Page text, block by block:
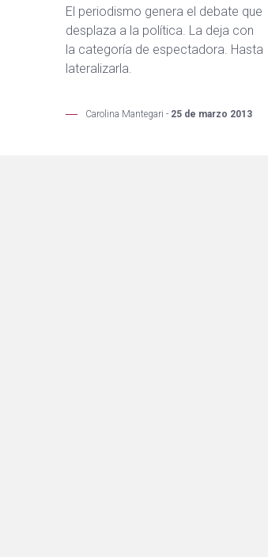
El periodismo genera el debate que
desplaza a la política. La deja con
la categoría de espectadora. Hasta
lateralizarla.
Carolina Mantegari - 25 de marzo 2013